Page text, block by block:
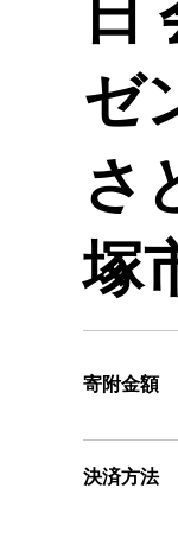
日
ゼ
さ
塚
寄附金額
決済方法